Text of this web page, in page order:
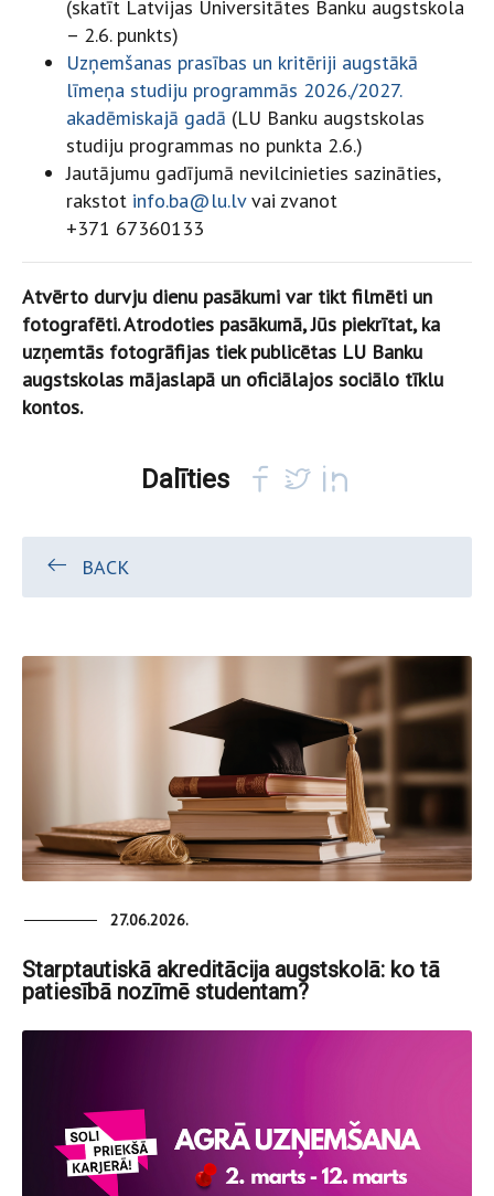
(skatīt Latvijas Universitātes Banku augstskola
– 2.6. punkts)
Uzņemšanas prasības un kritēriji augstākā
līmeņa studiju programmās 2026./2027.
akadēmiskajā gadā (LU Banku augstskolas
studiju programmas no punkta 2.6.)
Jautājumu gadījumā nevilcinieties sazināties,
rakstot info.ba@lu.lvvai zvanot
+371 67360133
Atvērto durvju dienu pasākumi var tikt filmēti un
fotografēti. Atrodoties pasākumā, Jūs piekrītat, ka
uzņemtās fotogrāfijas tiek publicētas LU Banku
augstskolas mājaslapā un oficiālajos sociālo tīklu
kontos.
Dalīties
BACK
27.06.2026.
Starptautiskā akreditācija augstskolā: ko tā
patiesībā nozīmē studentam?